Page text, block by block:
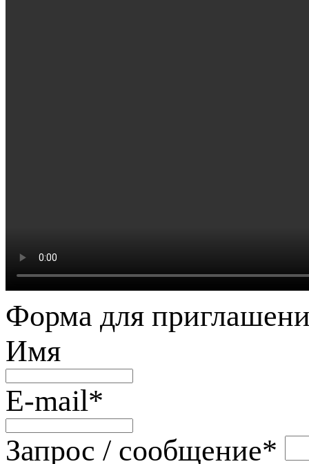
Форма для
Имя
E-mail*
Запрос / сообщение*